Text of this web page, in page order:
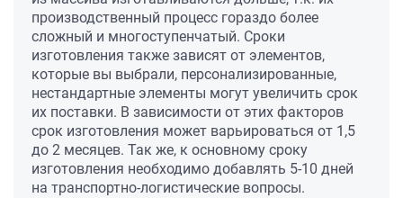
производственный процесс гораздо более
сложный и многоступенчатый. Сроки
изготовления также зависят от элементов,
которые вы выбрали, персонализированные,
нестандартные элементы могут увеличить срок
их поставки. В зависимости от этих факторов
срок изготовления может варьироваться от 1,5
до 2 месяцев. Так же, к основному сроку
изготовления необходимо добавлять 5-10 дней
на транспортно-логистические вопросы.